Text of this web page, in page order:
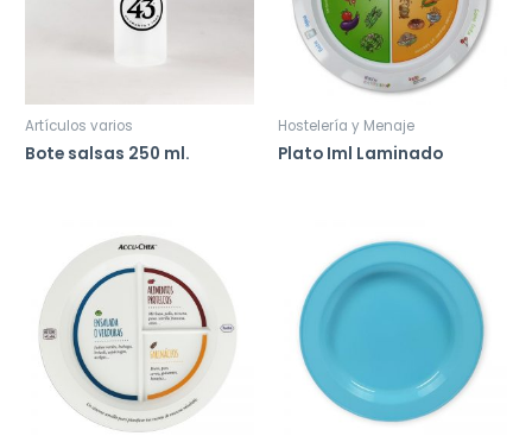
Artículos varios
Bote salsas 250 ml.
Hostelería y Menaje
Plato Iml Laminado